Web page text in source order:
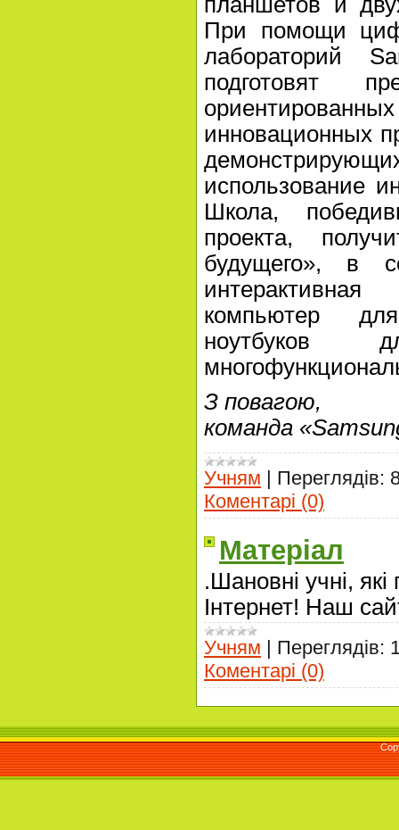
При помощи
лабораторий
подготовят
инновационных
использование
Школа,
проекта,
будущего», в
компьютер
З повагою,
команда
Учням | Переглядів:
Коментарі (0)
Матеріал
.Шановні учні,
Інтернет! Наш
Учням | Переглядів:
Коментарі (0)